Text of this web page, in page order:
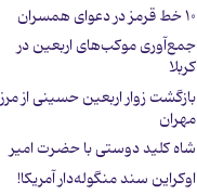
۱۰ خط قرمز در دعوای همسران
جمع‌آوری موکب‌های اربعین در
کربلا
بازگشت زوار اربعین حسینی از مرز
مهران
شاه کلید دوستی با حضرت امیر
اوکراین سند منگوله‌دار آمریکا!